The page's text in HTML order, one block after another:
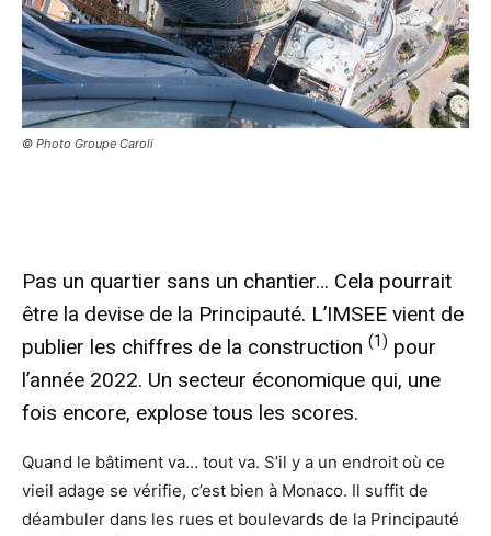
© Photo Groupe Caroli
Pas un quartier sans un chantier… Cela pourrait
être la devise de la Principauté. L’IMSEE vient de
publier les chiffres de la construction (1) pour
l’année 2022. Un secteur économique qui, une
fois encore, explose tous les scores.
Quand le bâtiment va… tout va. S’il y a un endroit où ce
vieil adage se vérifie, c’est bien à Monaco. Il suffit de
déambuler dans les rues et boulevards de la Principauté